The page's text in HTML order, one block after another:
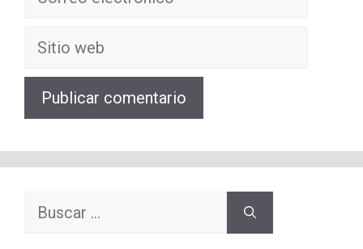
Sitio
Buscar: